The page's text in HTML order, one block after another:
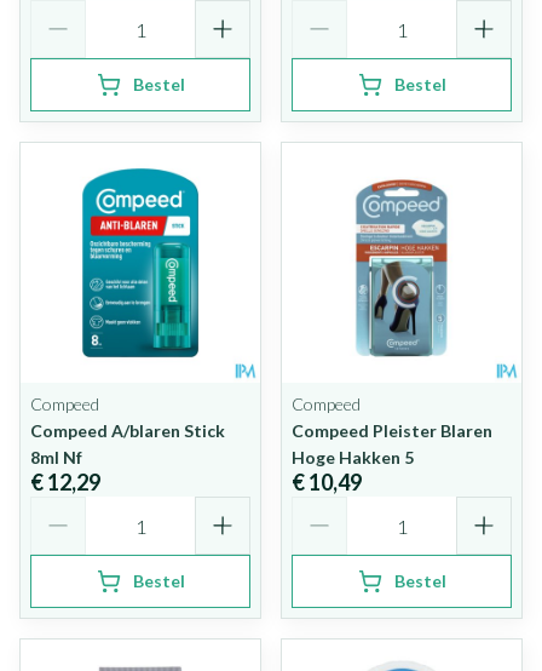
Bestel Bestel
Compeed
Compeed A/blaren Stick
8ml Nf
€ 12,29
Bestel
Compeed
Compeed Pleister Blaren
Hoge Hakken 5
€ 10,49
Bestel